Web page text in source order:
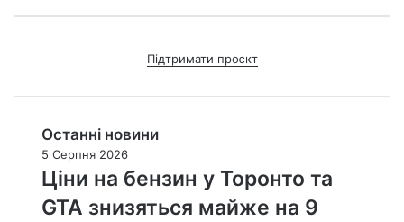
Підтримати проєкт
Останні новини
5 Серпня 2026
Ціни на бензин у Торонто та
GTA знизяться майже на 9